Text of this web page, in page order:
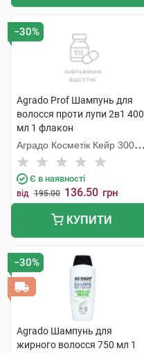
−30%
Agrado Prof Шампунь для
волосся проти лупи 2в1 400
мл 1 флакон
Аградо Косметік Кейр 3000
С.Л.У.
Є в наявності
від 195.00 136.50 грн
КУПИТИ
−30%
Agrado Шампунь для
жирного волосся 750 мл 1